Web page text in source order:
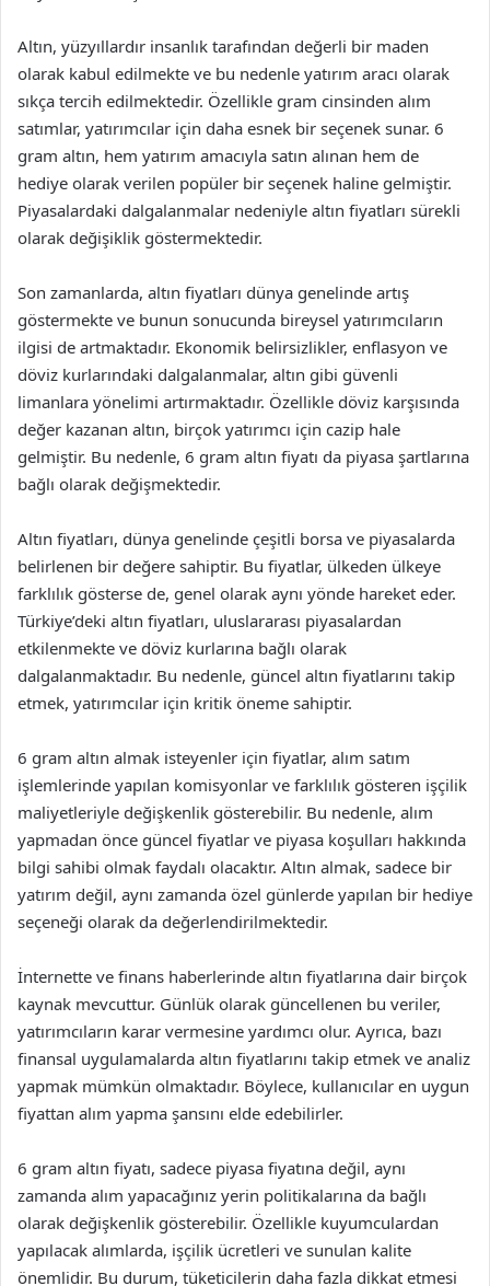
Altın, yüzyıllardır insanlık tarafından değerli bir maden
olarak kabul edilmekte ve bu nedenle yatırım aracı olarak
sıkça tercih edilmektedir. Özellikle gram cinsinden alım
satımlar, yatırımcılar için daha esnek bir seçenek sunar. 6
gram altın, hem yatırım amacıyla satın alınan hem de
hediye olarak verilen popüler bir seçenek haline gelmiştir.
Piyasalardaki dalgalanmalar nedeniyle altın fiyatları sürekli
olarak değişiklik göstermektedir.
Son zamanlarda, altın fiyatları dünya genelinde artış
göstermekte ve bunun sonucunda bireysel yatırımcıların
ilgisi de artmaktadır. Ekonomik belirsizlikler, enflasyon ve
döviz kurlarındaki dalgalanmalar, altın gibi güvenli
limanlara yönelimi artırmaktadır. Özellikle döviz karşısında
değer kazanan altın, birçok yatırımcı için cazip hale
gelmiştir. Bu nedenle, 6 gram altın fiyatı da piyasa şartlarına
bağlı olarak değişmektedir.
Altın fiyatları, dünya genelinde çeşitli borsa ve piyasalarda
belirlenen bir değere sahiptir. Bu fiyatlar, ülkeden ülkeye
farklılık gösterse de, genel olarak aynı yönde hareket eder.
Türkiye’deki altın fiyatları, uluslararası piyasalardan
etkilenmekte ve döviz kurlarına bağlı olarak
dalgalanmaktadır. Bu nedenle, güncel altın fiyatlarını takip
etmek, yatırımcılar için kritik öneme sahiptir.
6 gram altın almak isteyenler için fiyatlar, alım satım
işlemlerinde yapılan komisyonlar ve farklılık gösteren işçilik
maliyetleriyle değişkenlik gösterebilir. Bu nedenle, alım
yapmadan önce güncel fiyatlar ve piyasa koşulları hakkında
bilgi sahibi olmak faydalı olacaktır. Altın almak, sadece bir
yatırım değil, aynı zamanda özel günlerde yapılan bir hediye
seçeneği olarak da değerlendirilmektedir.
İnternette ve finans haberlerinde altın fiyatlarına dair birçok
kaynak mevcuttur. Günlük olarak güncellenen bu veriler,
yatırımcıların karar vermesine yardımcı olur. Ayrıca, bazı
finansal uygulamalarda altın fiyatlarını takip etmek ve analiz
yapmak mümkün olmaktadır. Böylece, kullanıcılar en uygun
fiyattan alım yapma şansını elde edebilirler.
6 gram altın fiyatı, sadece piyasa fiyatına değil, aynı
zamanda alım yapacağınız yerin politikalarına da bağlı
olarak değişkenlik gösterebilir. Özellikle kuyumculardan
yapılacak alımlarda, işçilik ücretleri ve sunulan kalite
önemlidir. Bu durum, tüketicilerin daha fazla dikkat etmesi